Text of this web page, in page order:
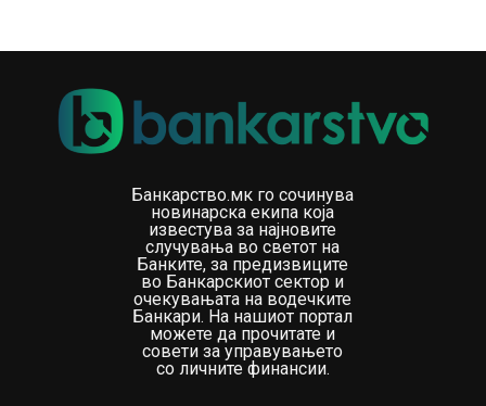
Банкарство.мк го сочинува
новинарска екипа која
известува за најновите
случувања во светот на
Банките, за предизвиците
во Банкарскиот сектор и
очекувањата на водечките
Банкари. На нашиот портал
можете да прочитате и
совети за управувањето
со личните финансии.